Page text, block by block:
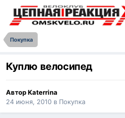
Покупка
Куплю велосипед
АвторKaterrina
24 июня, 2010 в Покупка